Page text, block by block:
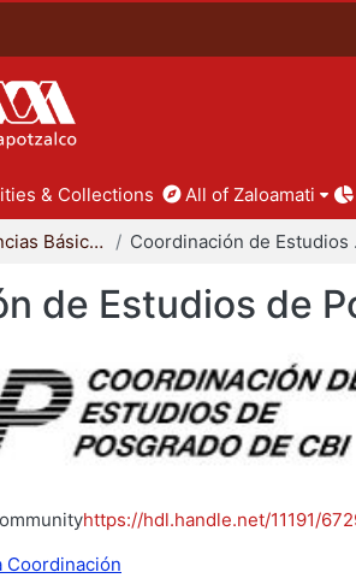
& Collections All of Zaloamati
División de Ciencias Básicas e Ingeniería
de Estudios de
https://hdl.handle.net/11191/
Coordinación